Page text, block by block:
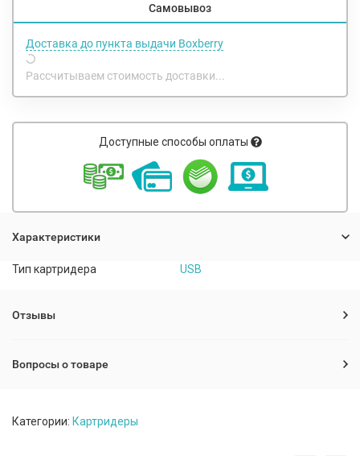
Самовывоз
Доставка до пункта выдачи Boxberry
Рассчитываем стоимость доставки...
Доступные способы оплаты
Характеристики
Тип картридера USB
Отзывы
Вопросы о товаре
Категории: Картридеры